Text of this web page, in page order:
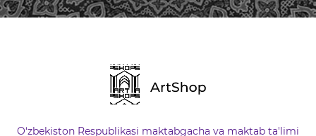
O‘zbekiston Respublikasi maktabgacha va maktab ta'limi